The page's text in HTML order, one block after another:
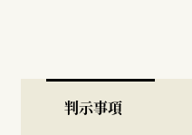
判示事項